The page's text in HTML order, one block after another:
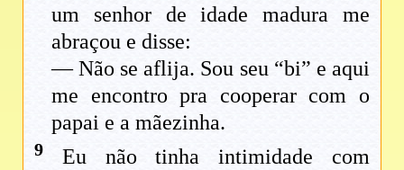
um senhor de idade madura me
abraçou e disse:
— Não se aflija. Sou seu “bi” e aqui
me encontro pra cooperar com o
papai e a mãezinha.
9 Eu não tinha intimidade com